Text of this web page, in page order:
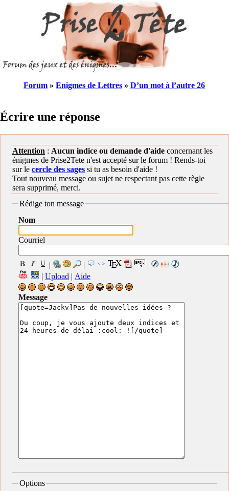
Forum » Enigmes de Lettres » D’un mot à l’autre 26
Écrire une réponse
Attention : Aucun indice ou demande d'aide concernant les
énigmes de Prise2Tete n'est accepté sur le forum ! Rends-toi
sur le cercle des sages si tu as besoin d'aide !
Tout nouveau message ou sujet ne respectant pas cette règle
sera supprimé, merci.
Rédige ton message
Nom
Courriel
| |
|
| Upload | Aide
Message
Options